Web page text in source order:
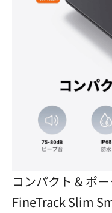
コンパクト & ポ
FineTrack Slim